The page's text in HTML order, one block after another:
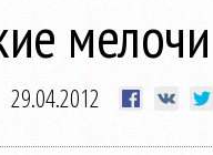
29.04.2012